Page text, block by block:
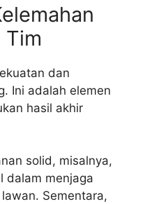
dan
Ini adalah elemen
hasil akhir
solid, misalnya,
dalam menjaga
Sementara,